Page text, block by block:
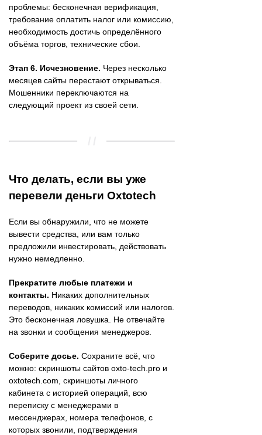
проблемы: бесконечная верификация,
требование оплатить налог или комиссию,
необходимость достичь определённого
объёма торгов, технические сбои.
Этап 6. Исчезновение. Через несколько
месяцев сайты перестают открываться.
Мошенники переключаются на
следующий проект из своей сети.
Что делать, если вы уже
перевели деньги Oxtotech
Если вы обнаружили, что не можете
вывести средства, или вам только
предложили инвестировать, действовать
нужно немедленно.
Прекратите любые платежи и
контакты. Никаких дополнительных
переводов, никаких комиссий или налогов.
Это бесконечная ловушка. Не отвечайте
на звонки и сообщения менеджеров.
Соберите досье. Сохраните всё, что
можно: скриншоты сайтов oxto-tech.pro и
oxtotech.com, скриншоты личного
кабинета с историей операций, всю
переписку с менеджерами в
мессенджерах, номера телефонов, с
которых звонили, подтверждения